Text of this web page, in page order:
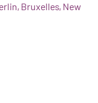
Bruxelles, New